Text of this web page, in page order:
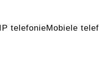
telefonieMobiele